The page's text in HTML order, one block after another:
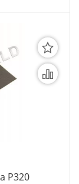
P320